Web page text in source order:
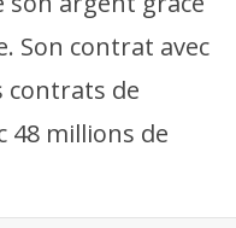
Son contrat avec
contrats de
48 millions de